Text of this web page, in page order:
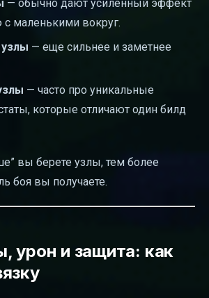
— обычно дают усиленный эффект
маленькими вокруг.
— еще сильнее и заметнее
— часто про уникальные
которые отличают один билд
вы берете узлы, тем более
боя вы получаете.
урон и защита: как